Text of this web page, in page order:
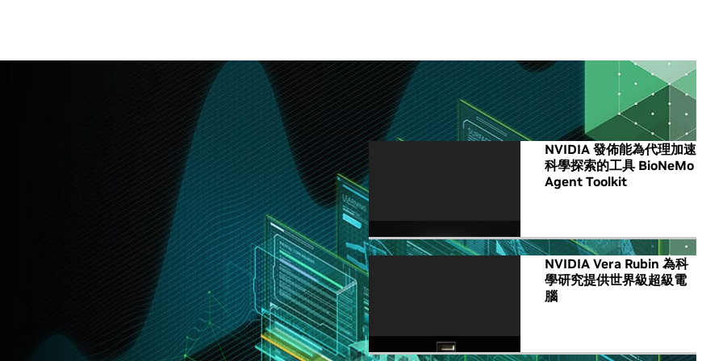
究領域的無數發現都源自於學術界。
的關鍵因素，而教授和研究人員都想要解決各學科面臨的
人工智慧、機器學習和資料科學的實力，更迅速地推動個別
All NVIDIA News
NVIDIA 發佈能為代理加速
科學探索的工具 BioNeMo
Agent Toolkit
NVIDIA Vera Rubin 為科
學研究提供世界級超級電
腦